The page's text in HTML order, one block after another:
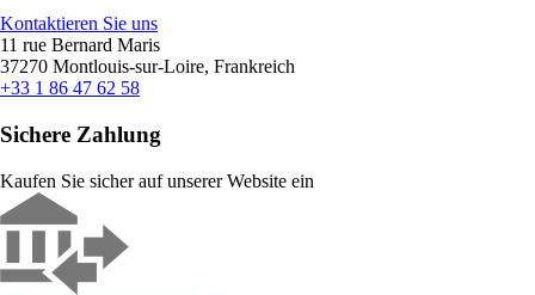
Kontaktieren Sie uns
11 rue Bernard Maris
37270 Montlouis-sur-Loire, Frankreich
+33 1 86 47 62 58
Sichere Zahlung
Kaufen Sie sicher auf unserer Website ein